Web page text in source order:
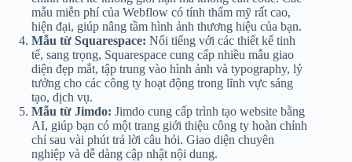
mẫu miễn phí của Webflow có tính thẩm mỹ rất cao,
hiện đại, giúp nâng tầm hình ảnh thương hiệu của bạn.
Mẫu từ Squarespace: Nổi tiếng với các thiết kế tinh
tế, sang trọng, Squarespace cung cấp nhiều mẫu giao
diện đẹp mắt, tập trung vào hình ảnh và typography, lý
tưởng cho các công ty hoạt động trong lĩnh vực sáng
tạo, dịch vụ.
Mẫu từ Jimdo: Jimdo cung cấp trình tạo website bằng
AI, giúp bạn có một trang giới thiệu công ty hoàn chỉnh
chỉ sau vài phút trả lời câu hỏi. Giao diện chuyên
nghiệp và dễ dàng cập nhật nội dung.